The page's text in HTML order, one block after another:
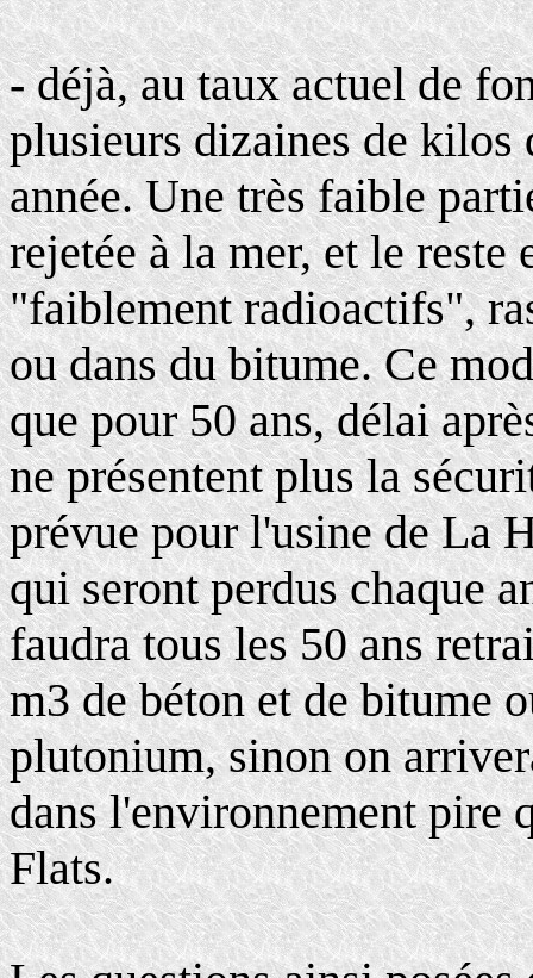
-déjà, au taux actuel de
plusieurs dizaines de kilos
année. Une très faible
rejetée à la mer, et le reste
"faiblement radioactifs",
ou dans du bitume. Ce
que pour 50 ans, délai
ne présentent plus la
prévue pour l'usine de La
qui seront perdus chaque
faudra tous les 50 ans
m3 de béton et de bitume
plutonium, sinon on
dans l'environnement pire
Flats.